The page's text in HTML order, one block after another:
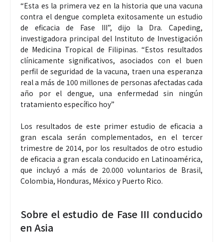
“Esta es la primera vez en la historia que una vacuna
contra el dengue completa exitosamente un estudio
de eficacia de Fase III”, dijo la Dra. Capeding,
investigadora principal del Instituto de Investigación
de Medicina Tropical de Filipinas. “Estos resultados
clínicamente significativos, asociados con el buen
perfil de seguridad de la vacuna, traen una esperanza
real a más de 100 millones de personas afectadas cada
año por el dengue, una enfermedad sin ningún
tratamiento específico hoy”
Los resultados de este primer estudio de eficacia a
gran escala serán complementados, en el tercer
trimestre de 2014, por los resultados de otro estudio
de eficacia a gran escala conducido en Latinoamérica,
que incluyó a más de 20.000 voluntarios de Brasil,
Colombia, Honduras, México y Puerto Rico.
Sobre el estudio de Fase III conducido
en Asia